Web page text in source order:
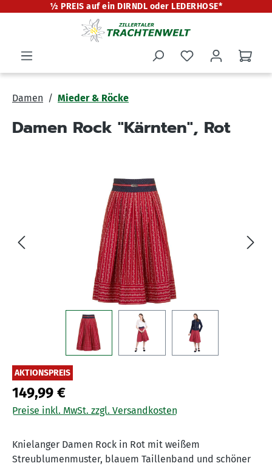
springen
½ PREIS auf ein DIRNDL oder LEDERHOSE*
Damen Mieder & Röcke
Damen Rock "Kärnten", Rot
Bildergalerie überspringen
AKTIONSPREIS
149,99 €
Preise inkl. MwSt. zzgl. Versandkosten
Knielanger Damen Rock in Rot mit weißem
Streublumenmuster, blauem Taillenband und schöner